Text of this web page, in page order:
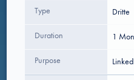
Type Dritte
Duration 1
Purpose